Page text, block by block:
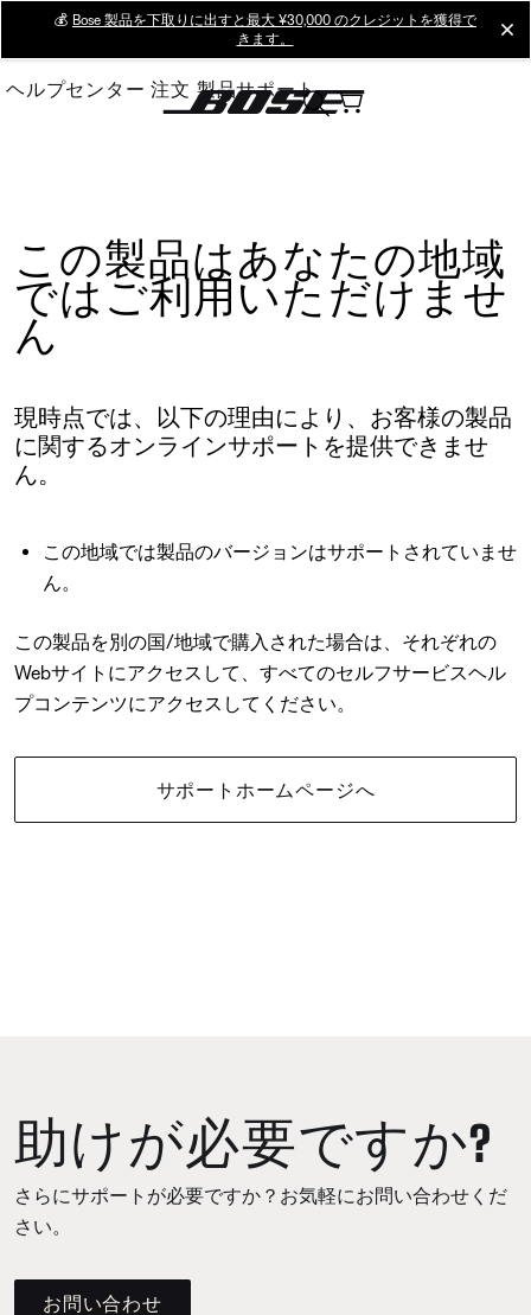
Main
💰 Bose 製品を下取りに出すと最大 ¥30,000 のクレジットを獲得で
きます。
ヘルプセンター 注文 製品サポート
この製品はあなたの地域
ではご利用いただけませ
ん
現時点では、以下の理由により、お客様の製品
に関するオンラインサポートを提供できませ
ん。
この地域では製品のバージョンはサポートされていませ
ん。
この製品を別の国/地域で購入された場合は、それぞれの
Webサイトにアクセスして、すべてのセルフサービスヘル
プコンテンツにアクセスしてください。
サポートホームページへ
助けが必要ですか?
さらにサポートが必要ですか？お気軽にお問い合わせくだ
さい。
お問い合わせ